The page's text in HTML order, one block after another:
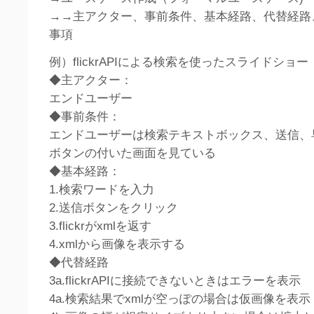
→→主アクター、事前条件、基本経路、代替経路
事項
例）flickrAPIによる検索を使ったスライドショー
◆主アクター：
エンドユーザー
◆事前条件：
エンドユーザーは検索テキストボックス、送信
ボタンの付いた画面を見ている
◆基本経路：
1.検索ワードを入力
2.送信ボタンをクリック
3.flickrがxmlを返す
4.xmlから画像を表示する
◆代替経路
3a.flickrAPIに接続できないときはエラーを表示
4a.検索結果でxmlが空っぽの場合は仮画像を表示